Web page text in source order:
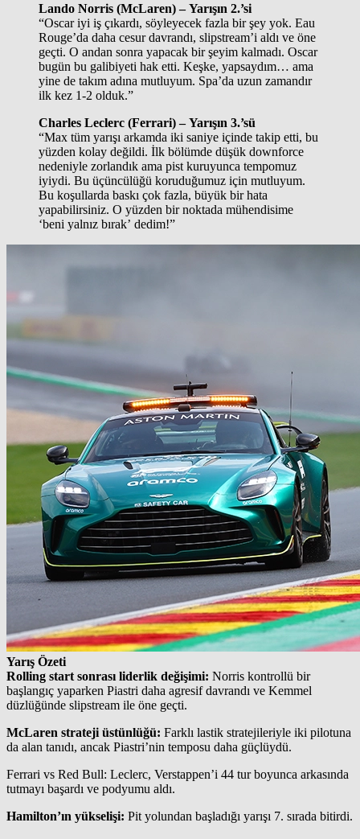
Lando Norris (McLaren) – Yarışın 2.’si
“Oscar iyi iş çıkardı, söyleyecek fazla bir şey yok. Eau
Rouge’da daha cesur davrandı, slipstream’i aldı ve öne
geçti. O andan sonra yapacak bir şeyim kalmadı. Oscar
bugün bu galibiyeti hak etti. Keşke, yapsaydım… ama
yine de takım adına mutluyum. Spa’da uzun zamandır
ilk kez 1-2 olduk.”
Charles Leclerc (Ferrari) – Yarışın 3.’sü
“Max tüm yarışı arkamda iki saniye içinde takip etti, bu
yüzden kolay değildi. İlk bölümde düşük downforce
nedeniyle zorlandık ama pist kuruyunca tempomuz
iyiydi. Bu üçüncülüğü koruduğumuz için mutluyum.
Bu koşullarda baskı çok fazla, büyük bir hata
yapabilirsiniz. O yüzden bir noktada mühendisime
‘beni yalnız bırak’ dedim!”
Yarış Özeti
Rolling start sonrası liderlik değişimi: Norris kontrollü bir
başlangıç yaparken Piastri daha agresif davrandı ve Kemmel
düzlüğünde slipstream ile öne geçti.
McLaren strateji üstünlüğü: Farklı lastik stratejileriyle iki pilotuna
da alan tanıdı, ancak Piastri’nin temposu daha güçlüydü.
Ferrari vs Red Bull: Leclerc, Verstappen’i 44 tur boyunca arkasında
tutmayı başardı ve podyumu aldı.
Hamilton’ın yükselişi: Pit yolundan başladığı yarışı 7. sırada bitirdi.